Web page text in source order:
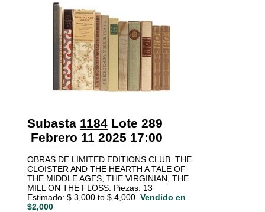
Subasta 1184 Lote 289
Febrero 11 2025 17:00
OBRAS DE LIMITED EDITIONS CLUB. THE
CLOISTER AND THE HEARTH A TALE OF
THE MIDDLE AGES, THE VIRGINIAN, THE
MILL ON THE FLOSS. Piezas: 13
Estimado: $ 3,000 to $ 4,000. Vendido en
$2,000